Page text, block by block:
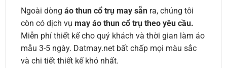
Ngoài dòng áo thun cổ trụ may sẵnra, chúng tôi
còn có dịch vụ may áo thun cổ trụ theo yêu cầu.
Miễn phí thiết kế cho quý khách và thời gian làm áo
mẫu 3-5 ngày. Datmay.net bất chấp mọi màu sắc
và chi tiết thiết kế khó nhất.